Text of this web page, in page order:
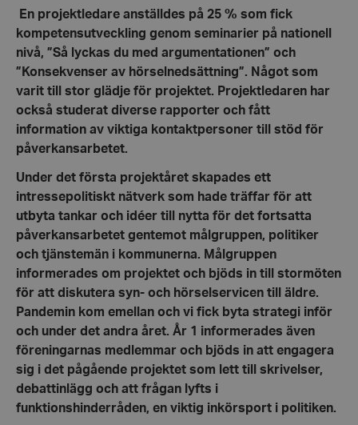
En projektledare anställdes på 25 % som fick
kompetensutveckling genom seminarier på nationell
nivå, ”Så lyckas du med argumentationen” och
”Konsekvenser av hörselnedsättning”. Något som
varit till stor glädje för projektet. Projektledaren har
också studerat diverse rapporter och fått
information av viktiga kontaktpersoner till stöd för
påverkansarbetet.
Under det första projektåret skapades ett
intressepolitiskt nätverk som hade träffar för att
utbyta tankar och idéer till nytta för det fortsatta
påverkansarbetet gentemot målgruppen, politiker
och tjänstemän i kommunerna. Målgruppen
informerades om projektet och bjöds in till stormöten
för att diskutera syn- och hörselservicen till äldre.
Pandemin kom emellan och vi fick byta strategi inför
och under det andra året. År 1 informerades även
föreningarnas medlemmar och bjöds in att engagera
sig i det pågående projektet som lett till skrivelser,
debattinlägg och att frågan lyfts i
funktionshinderråden, en viktig inkörsport i politiken.